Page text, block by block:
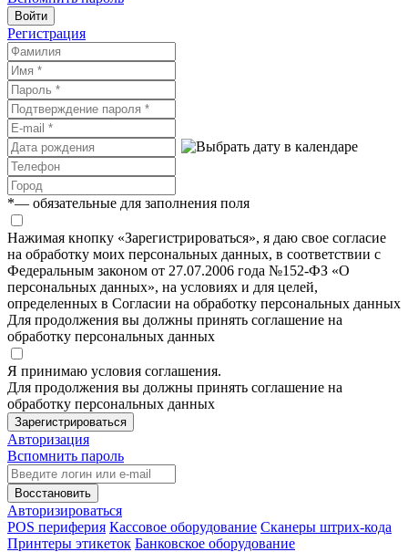
Войти
Регистрация
*— обязательные для заполнения поля
Нажимая кнопку «Зарегистрироваться», я даю свое согласие
на обработку моих персональных данных, в соответствии с
Федеральным законом от 27.07.2006 года №152-ФЗ «О
персональных данных», на условиях и для целей,
определенных в Согласии на обработку персональных данных
Для продолжения вы должны принять соглашение на
обработку персональных данных
Я принимаю условия соглашения.
Для продолжения вы должны принять соглашение на
обработку персональных данных
Зарегистрироваться
Авторизация
Вспомнить пароль
Восстановить
Авторизироваться
POS периферия Кассовое оборудование Сканеры штрих-кода
Принтеры этикеток Банковское оборудование